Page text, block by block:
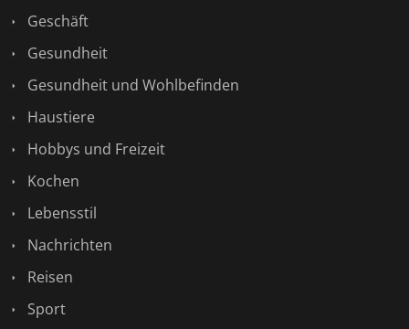
Geschäft
Gesundheit
Gesundheit und Wohlbefinden
Haustiere
Hobbys und Freizeit
Kochen
Lebensstil
Nachrichten
Reisen
Sport